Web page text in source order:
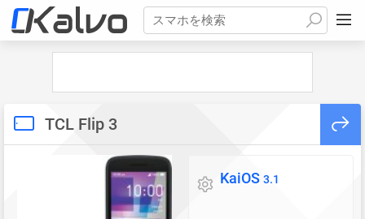
スマホを検索
TCL Flip 3
OS
KaiOS 3.1